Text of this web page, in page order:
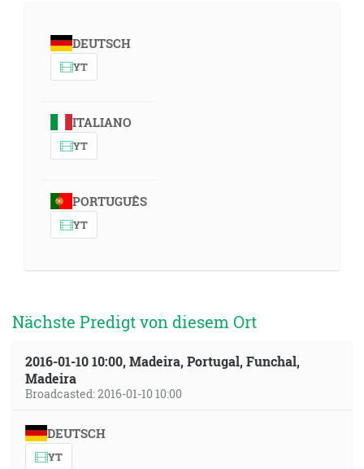
DEUTSCH
YT
ITALIANO
YT
PORTUGUÊS
YT
Nächste Predigt von diesem Ort
2016-01-10 10:00, Madeira, Portugal, Funchal,
Madeira
Broadcasted: 2016-01-10 10:00
DEUTSCH
YT